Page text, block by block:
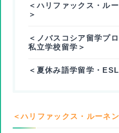
＜ハリファックス・ル
＞
＜ノバスコシア留学プ
私立学校留学＞
＜夏休み語学留学・
＜ハリファックス・ルーネ